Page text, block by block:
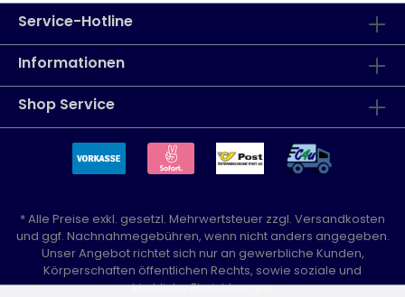
Service-Hotline
Informationen
Shop Service
* Alle Preise exkl. gesetzl. Mehrwertsteuer zzgl. Versandkosten
und ggf. Nachnahmegebühren, wenn nicht anders angegeben.
Unser Angebot richtet sich nur an gewerbliche Kunden,
Körperschaften öffentlichen Rechts, sowie soziale und
kirchliche Einrichtungen.